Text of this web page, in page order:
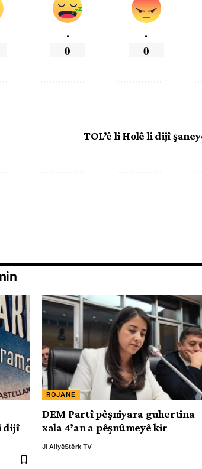
.
0
.
0
TOL’ê li Holê li dijî
dijî
ROJANE
DEM Partî pêşniyara guhertina
xala 4’an a pêşnûmeyê kir
Ji AliyêStêrk TV